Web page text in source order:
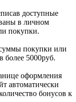
доступные
в личном
покупки.
покупки или
более 5000руб.
оформления
автоматически
бонусов к